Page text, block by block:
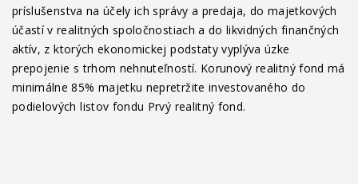
príslušenstva na účely ich správy a predaja, do majetkových
účastí v realitných spoločnostiach a do likvidných finančných
aktív, z ktorých ekonomickej podstaty vyplýva úzke
prepojenie s trhom nehnuteľností. Korunový realitný fond má
minimálne 85% majetku nepretržite investovaného do
podielových listov fondu Prvý realitný fond.